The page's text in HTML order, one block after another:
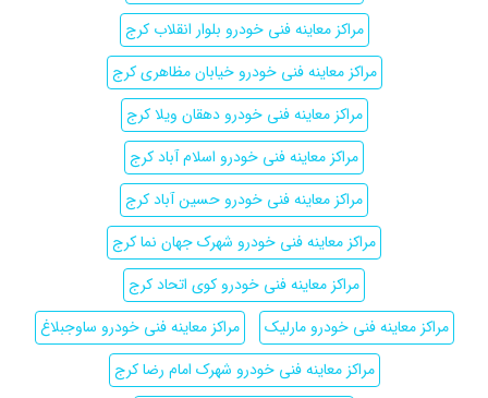
مراکز معاینه فنی خودرو بلوار انقلاب کرج
مراکز معاینه فنی خودرو خیابان مظاهری کرج
مراکز معاینه فنی خودرو دهقان ویلا کرج
مراکز معاینه فنی خودرو اسلام آباد کرج
مراکز معاینه فنی خودرو حسین آباد کرج
مراکز معاینه فنی خودرو شهرک جهان نما کرج
مراکز معاینه فنی خودرو کوی اتحاد کرج
مراکز معاینه فنی خودرو مارلیک
مراکز معاینه فنی خودرو ساوجبلاغ
مراکز معاینه فنی خودرو شهرک امام رضا کرج